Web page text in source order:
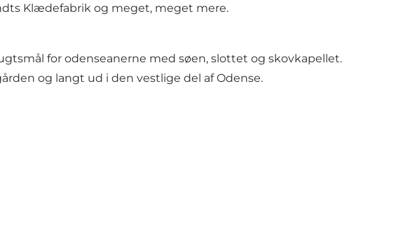
Klædefabrik og meget, meget mere.
for odenseanerne med søen, slottet og skovkapellet.
og langt ud i den vestlige del af Odense.